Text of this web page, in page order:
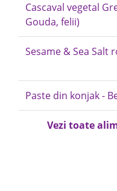
Cascaval vegetal
Gouda, felii)
Sesame & Sea Salt
Paste din konjak -
Vezi toate